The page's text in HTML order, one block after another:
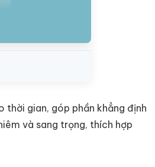
thời gian, góp phần khẳng định
và sang trọng, thích hợp